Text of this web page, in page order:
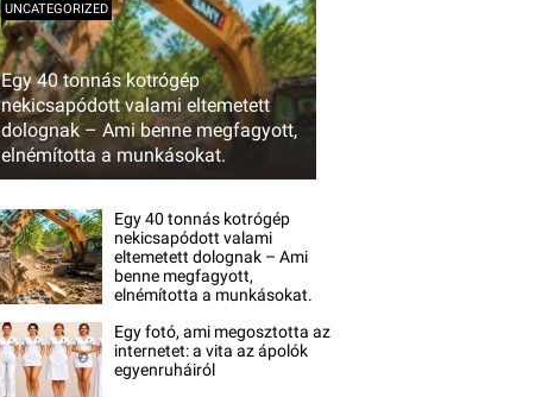
Egy 40 tonnás kotrógép
nekicsapódott valami eltemetett
dolognak – Ami benne megfagyott,
elnémította a munkásokat.
UNCATEGORIZED
Egy 40 tonnás kotrógép
nekicsapódott valami
eltemetett dolognak – Ami
benne megfagyott,
elnémította a munkásokat.
Egy fotó, ami megosztotta az
internetet: a vita az ápolók
egyenruháiról